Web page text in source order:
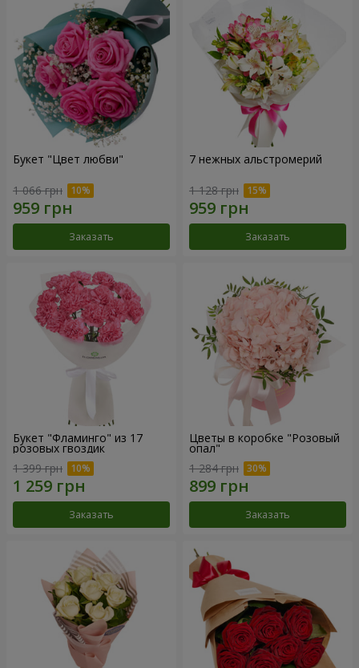
Букет "Цвет любви"
1 066 грн
Заказать
7 нежных альстромерий
1 128 грн
Заказать
Букет "Фламинго" из 17
розовых гвоздик
1 399 грн
Заказать
Цветы в коробке "Розовый
опал"
1 284 грн
Заказать